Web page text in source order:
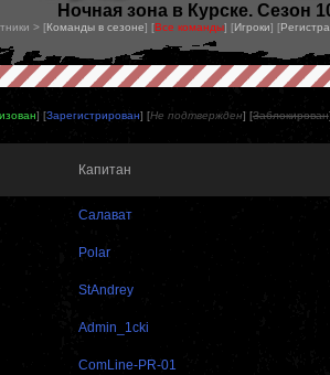
Ночная зона в Курске. Сезон
> [Команды в сезоне] [Все команды] [Игроки] [
] [Зарегистрирован] [Не подтвержден] [Заблокирован
Капитан
Салават
Polar
StAndrey
Admin_1cki
ComLine-PR-01